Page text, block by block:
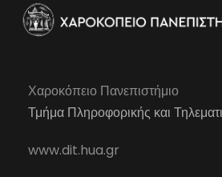
Χαροκόπειο Πανεπιστήμιο
Τμήμα Πληροφορικής και
www.dit.hua.gr